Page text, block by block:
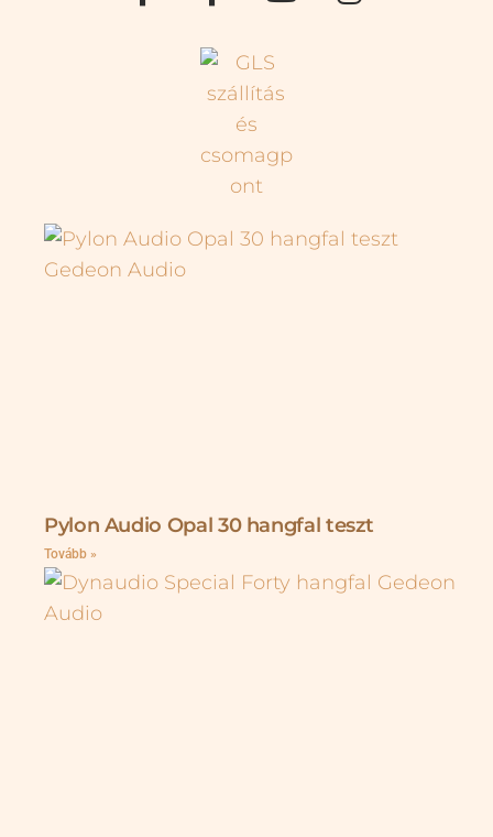
Pylon Audio Opal 30 hangfal teszt
Tovább »